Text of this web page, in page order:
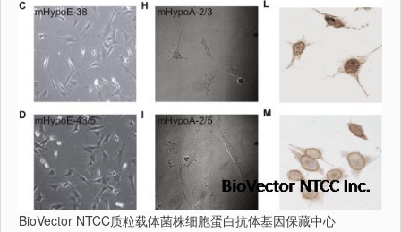
BioVector NTCC质粒载体菌株细胞蛋白抗体基因保藏中心